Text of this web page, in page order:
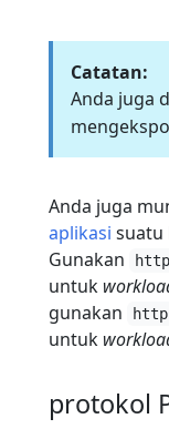
Catatan:
Anda juga
Anda juga
aplikasi suatu
Gunakan
http
untuk
gunakan
untuk
protokol